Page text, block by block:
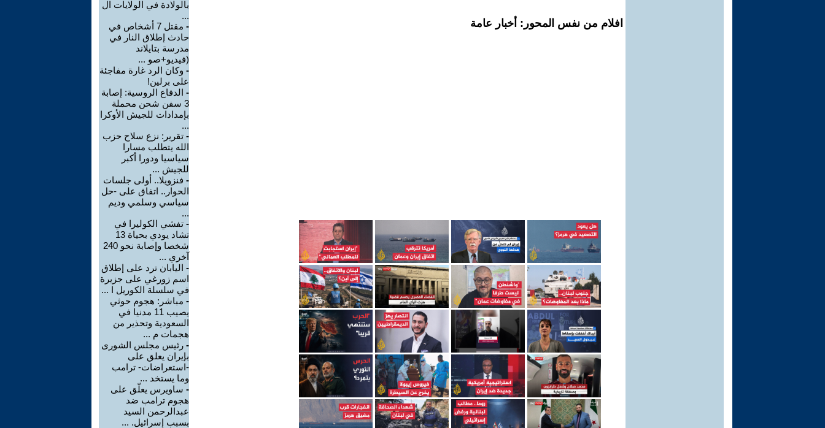
افلام من نفس المحور: أخبار عامة
بالولادة في الولايات ال
...
-
مقتل 7 أشخاص في
حادث إطلاق النار في
مدرسة بتايلاند
(فيديو+صو ...
- وكان الرد غارة مفاجئة
على برلين!
- الدفاع الروسية: إصابة
3 سفن شحن محملة
بإمدادات للجيش الأوكرا
...
- تقرير: نزع سلاح حزب
الله يتطلب مسارا
سياسيا ودورا أكبر
للجيش ...
- فنزويلا.. أولى جلسات
الحوار.. اتفاق على -حل
سياسي وسلمي وديم
...
- تفشي الكوليرا في
تشاد يودي بحياة 13
شخصا وإصابة نحو 240
آخري ...
- اليابان ترد على إطلاق
اسم زورغي على جزيرة
في سلسلة الكوريل ا ...
- مباشر: هجوم حوثي
يصيب 11 مدنيا في
السعودية وتحذير من
هجمات م ...
- رئيس مجلس الشورى
بإيران يعلق على
-استعراضات- ترامب
وما يستخد ...
- ساويرس يعلّق على
هجوم ترامب ضد
عبدالرحمن السيد
بسبب إسرائيل. ...